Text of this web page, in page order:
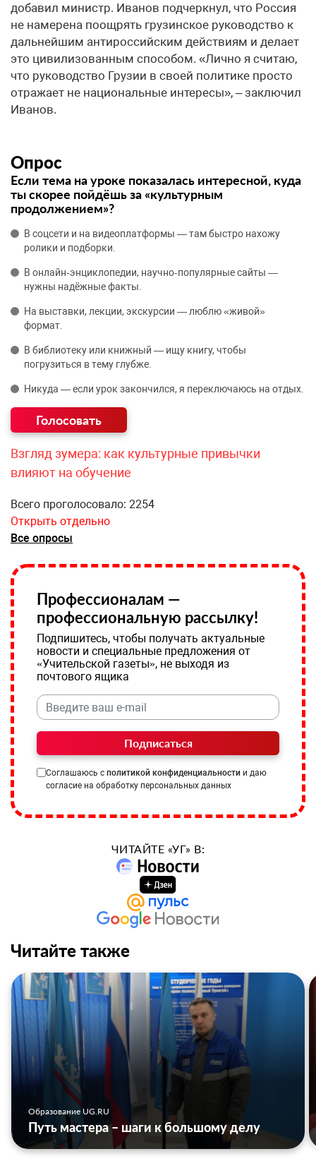
добавил министр. Иванов подчеркнул, что Россия
не намерена поощрять грузинское руководство к
дальнейшим антироссийским действиям и делает
это цивилизованным способом. «Лично я считаю,
что руководство Грузии в своей политике просто
отражает не национальные интересы», – заключил
Иванов.
Опрос
Если тема на уроке показалась интересной, куда
ты скорее пойдёшь за «культурным
продолжением»?
В соцсети и на видеоплатформы — там быстро нахожу
ролики и подборки.
В онлайн‑энциклопедии, научно‑популярные сайты —
нужны надёжные факты.
На выставки, лекции, экскурсии — люблю «живой»
формат.
В библиотеку или книжный — ищу книгу, чтобы
погрузиться в тему глубже.
Никуда — если урок закончился, я переключаюсь на отдых.
Взгляд зумера: как культурные привычки
влияют на обучение
Всего проголосовало: 2254
Открыть отдельно
Все опросы
Профессионалам —
профессиональную рассылку!
Подпишитесь, чтобы получать актуальные
новости и специальные предложения от
«Учительской газеты», не выходя из
почтового ящика
Подписаться
Соглашаюсь с политикой конфиденциальности и даю
согласие на обработку персональных данных
ЧИТАЙТЕ «УГ» В:
Читайте также
Образование UG.RU
Путь мастера – шаги к большому делу